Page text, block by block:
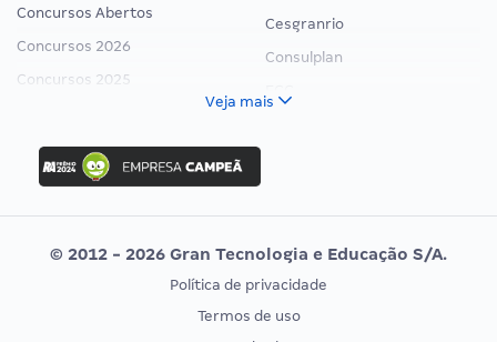
Concursos Abertos
Concursos 2026
Concursos 2025
Concurso Nacional Unificado
Concurso Ibama
Concurso MPU
Editais publicados
Cesgranrio
Consulplan
Vunesp
CONCURSOS POR PROFISSÃO
EXAME DE ORDEM
Veja mais
© 2012 - 2026 Gran Tecnologia e Educação S/A.
Política de privacidade
Termos de uso